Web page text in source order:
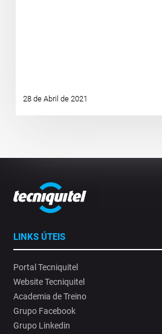
28 de Abril de 2021
LINKS ÚTEIS
Portal Tecniquitel
Website Tecniquitel
Academia de Treino
Grupo Facebook
Grupo Linkedin